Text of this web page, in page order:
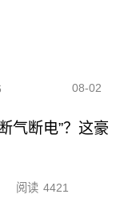
08-02
气断电”？这豪
阅读 4421